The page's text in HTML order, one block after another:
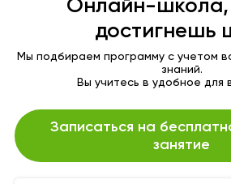
Онлайн-школа,
достигнешь
Мы подбираем программу с учетом
знаний.
Вы учитесь в удобное для
Записаться на
занятие